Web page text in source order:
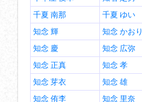
千夏 南那
千夏 ゆい
知念 輝
知念 かおり
知念 慶
知念 広弥
知念 正真
知念 孝
知念 芽衣
知念 雄
知念 侑李
知念 里奈